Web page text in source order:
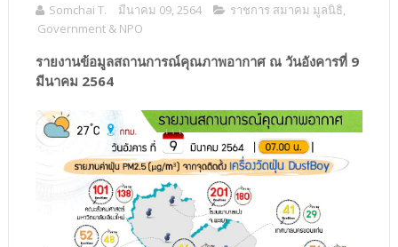
Somchai T. มีนาคม 09, 2564 ราชการ สมาคม มูลนิธิ,
Government & NPO
รายงานข้อมูลสถานการณ์คุณภาพอากาศ ณ วันอังคารที่ 9
มีนาคม 2564